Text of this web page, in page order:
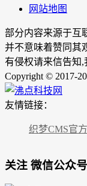
网站地图
部分内容来源于互
并不意味着赞同其
有侵权请来信告知,
Copyright © 2017-
友情链接：
织梦CMS官方
关注 微信公众号